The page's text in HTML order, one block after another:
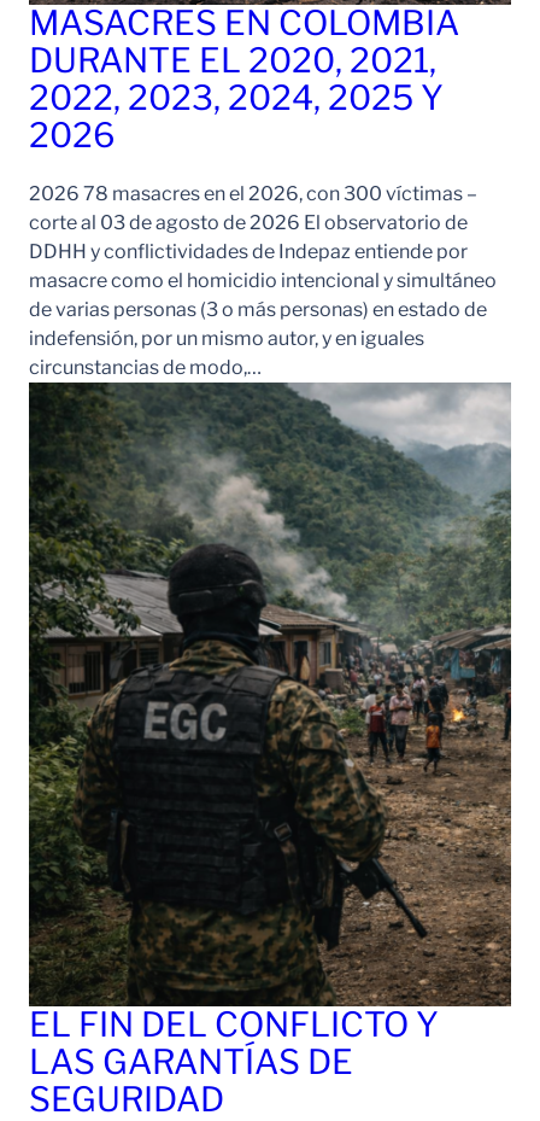
MASACRES EN COLOMBIA
DURANTE EL 2020, 2021,
2022, 2023, 2024, 2025 Y
2026
2026 78 masacres en el 2026, con 300 víctimas –
corte al 03 de agosto de 2026 El observatorio de
DDHH y conflictividades de Indepaz entiende por
masacre como el homicidio intencional y simultáneo
de varias personas (3 o más personas) en estado de
indefensión, por un mismo autor, y en iguales
circunstancias de modo,…
EL FIN DEL CONFLICTO Y
LAS GARANTÍAS DE
SEGURIDAD